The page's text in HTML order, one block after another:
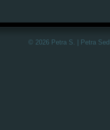
© 2026 Petra S. | Petra